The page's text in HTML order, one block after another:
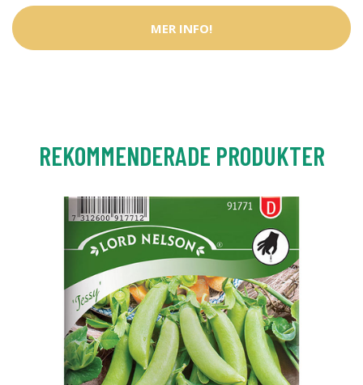
MER INFO!
REKOMMENDERADE PRODUKTER